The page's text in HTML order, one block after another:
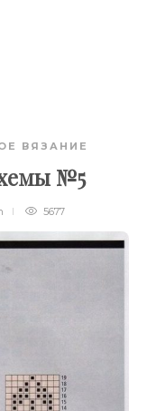
ВЯЗАНИЕ
№5
5677